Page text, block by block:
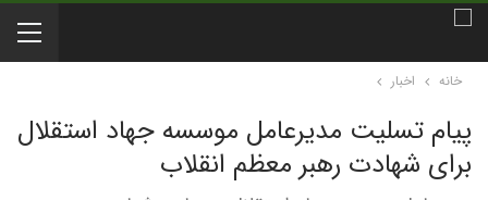
خانه اخبار
پیام تسلیت مدیرعامل موسسه جهاد استقلال
برای شهادت رهبر معظم انقلاب